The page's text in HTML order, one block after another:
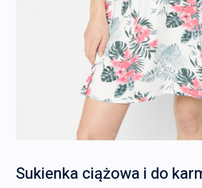
Sukienka ciążowa i do